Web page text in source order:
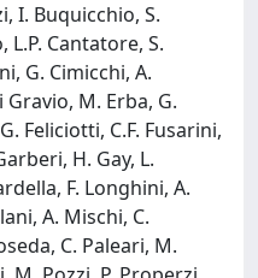
I. Buquicchio, S.
L.P. Cantatore, S.
G. Cimicchi, A.
M. Erba, G.
Feliciotti, C.F. Fusarini,
H. Gay, L.
F. Longhini, A.
A. Mischi, C.
C. Paleari, M.